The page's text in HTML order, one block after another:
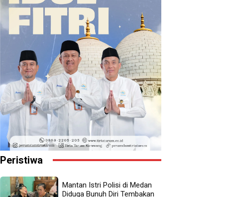
Peristiwa
Mantan Istri Polisi di Medan
Diduga Bunuh Diri Tembakan